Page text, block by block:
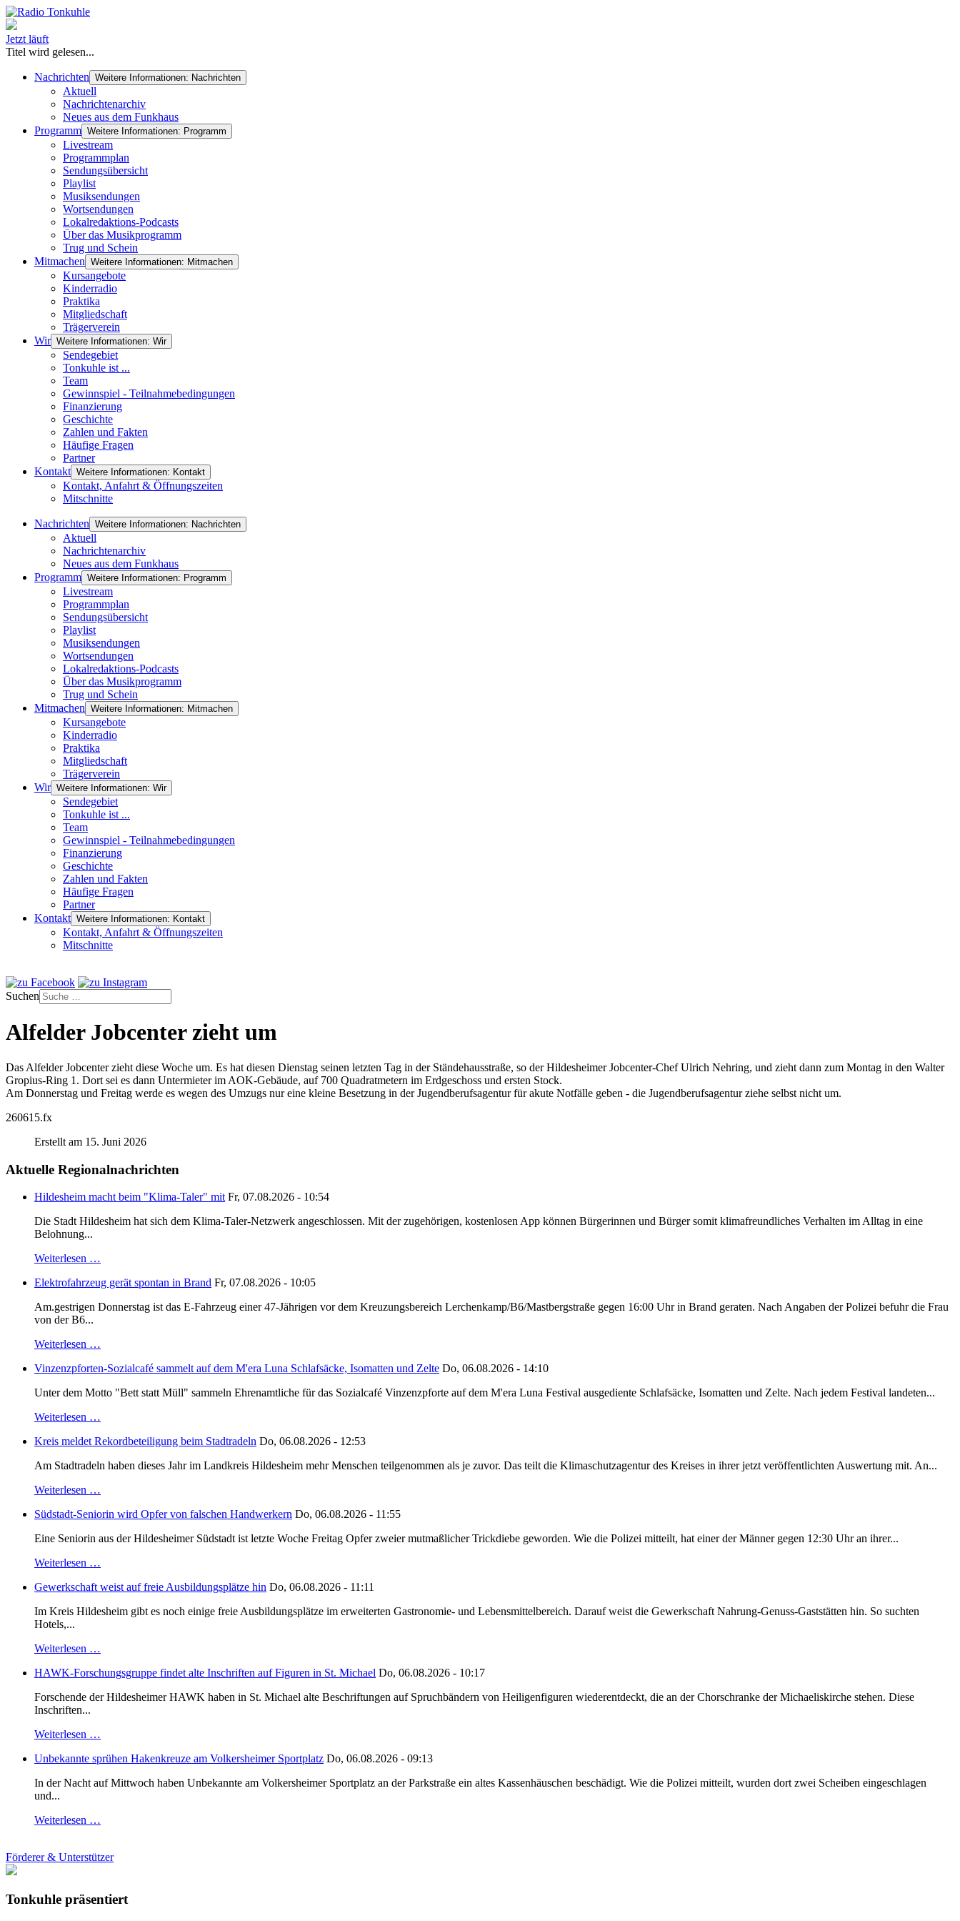
Jetzt läuft
Titel wird gelesen...
Nachrichten Weitere Informationen: Nachrichten
Aktuell
Nachrichtenarchiv
Neues aus dem Funkhaus
Programm Weitere Informationen: Programm
Livestream
Programmplan
Sendungsübersicht
Playlist
Musiksendungen
Wortsendungen
Lokalredaktions-Podcasts
Über das Musikprogramm
Trug und Schein
Mitmachen Weitere Informationen: Mitmachen
Kursangebote
Kinderradio
Praktika
Mitgliedschaft
Trägerverein
Wir Weitere Informationen: Wir
Sendegebiet
Tonkuhle ist ...
Team
Gewinnspiel - Teilnahmebedingungen
Finanzierung
Geschichte
Zahlen und Fakten
Häufige Fragen
Partner
Kontakt Weitere Informationen: Kontakt
Kontakt, Anfahrt & Öffnungszeiten
Mitschnitte
Nachrichten Weitere Informationen: Nachrichten
Aktuell
Nachrichtenarchiv
Neues aus dem Funkhaus
Programm Weitere Informationen: Programm
Livestream
Programmplan
Sendungsübersicht
Playlist
Musiksendungen
Wortsendungen
Lokalredaktions-Podcasts
Über das Musikprogramm
Trug und Schein
Mitmachen Weitere Informationen: Mitmachen
Kursangebote
Kinderradio
Praktika
Mitgliedschaft
Trägerverein
Wir Weitere Informationen: Wir
Sendegebiet
Tonkuhle ist ...
Team
Gewinnspiel - Teilnahmebedingungen
Finanzierung
Geschichte
Zahlen und Fakten
Häufige Fragen
Partner
Kontakt Weitere Informationen: Kontakt
Kontakt, Anfahrt & Öffnungszeiten
Mitschnitte
Suchen
Alfelder Jobcenter zieht um
Das Alfelder Jobcenter zieht diese Woche um. Es hat diesen Dienstag seinen letzten Tag in der Ständehausstraße, so der Hildesheimer Jobcenter-Chef Ulrich Nehring, und zieht dann zum Montag in den Walter
Gropius-Ring 1. Dort sei es dann Untermieter im AOK-Gebäude, auf 700 Quadratmetern im Erdgeschoss und ersten Stock.
Am Donnerstag und Freitag werde es wegen des Umzugs nur eine kleine Besetzung in der Jugendberufsagentur für akute Notfälle geben - die Jugendberufsagentur ziehe selbst nicht um.
260615.fx
Erstellt am 15. Juni 2026
Aktuelle Regionalnachrichten
Hildesheim macht beim "Klima-Taler" mit Fr, 07.08.2026 - 10:54
Die Stadt Hildesheim hat sich dem Klima-Taler-Netzwerk angeschlossen. Mit der zugehörigen, kostenlosen App können Bürgerinnen und Bürger somit klimafreundliches Verhalten im Alltag in eine
Belohnung...
Weiterlesen …
Elektrofahrzeug gerät spontan in Brand Fr, 07.08.2026 - 10:05
Am.gestrigen Donnerstag ist das E-Fahrzeug einer 47-Jährigen vor dem Kreuzungsbereich Lerchenkamp/B6/Mastbergstraße gegen 16:00 Uhr in Brand geraten. Nach Angaben der Polizei befuhr die Frau
von der B6...
Weiterlesen …
Vinzenzpforten-Sozialcafé sammelt auf dem M'era Luna Schlafsäcke, Isomatten und Zelte Do, 06.08.2026 - 14:10
Unter dem Motto "Bett statt Müll" sammeln Ehrenamtliche für das Sozialcafé Vinzenzpforte auf dem M'era Luna Festival ausgediente Schlafsäcke, Isomatten und Zelte. Nach jedem Festival landeten...
Weiterlesen …
Kreis meldet Rekordbeteiligung beim Stadtradeln Do, 06.08.2026 - 12:53
Am Stadtradeln haben dieses Jahr im Landkreis Hildesheim mehr Menschen teilgenommen als je zuvor. Das teilt die Klimaschutzagentur des Kreises in ihrer jetzt veröffentlichten Auswertung mit. An...
Weiterlesen …
Südstadt-Seniorin wird Opfer von falschen Handwerkern Do, 06.08.2026 - 11:55
Eine Seniorin aus der Hildesheimer Südstadt ist letzte Woche Freitag Opfer zweier mutmaßlicher Trickdiebe geworden. Wie die Polizei mitteilt, hat einer der Männer gegen 12:30 Uhr an ihrer...
Weiterlesen …
Gewerkschaft weist auf freie Ausbildungsplätze hin Do, 06.08.2026 - 11:11
Im Kreis Hildesheim gibt es noch einige freie Ausbildungsplätze im erweiterten Gastronomie- und Lebensmittelbereich. Darauf weist die Gewerkschaft Nahrung-Genuss-Gaststätten hin. So suchten
Hotels,...
Weiterlesen …
HAWK-Forschungsgruppe findet alte Inschriften auf Figuren in St. Michael Do, 06.08.2026 - 10:17
Forschende der Hildesheimer HAWK haben in St. Michael alte Beschriftungen auf Spruchbändern von Heiligenfiguren wiederentdeckt, die an der Chorschranke der Michaeliskirche stehen. Diese
Inschriften...
Weiterlesen …
Unbekannte sprühen Hakenkreuze am Volkersheimer Sportplatz Do, 06.08.2026 - 09:13
In der Nacht auf Mittwoch haben Unbekannte am Volkersheimer Sportplatz an der Parkstraße ein altes Kassenhäuschen beschädigt. Wie die Polizei mitteilt, wurden dort zwei Scheiben eingeschlagen
und...
Weiterlesen …
Förderer & Unterstützer
Tonkuhle präsentiert